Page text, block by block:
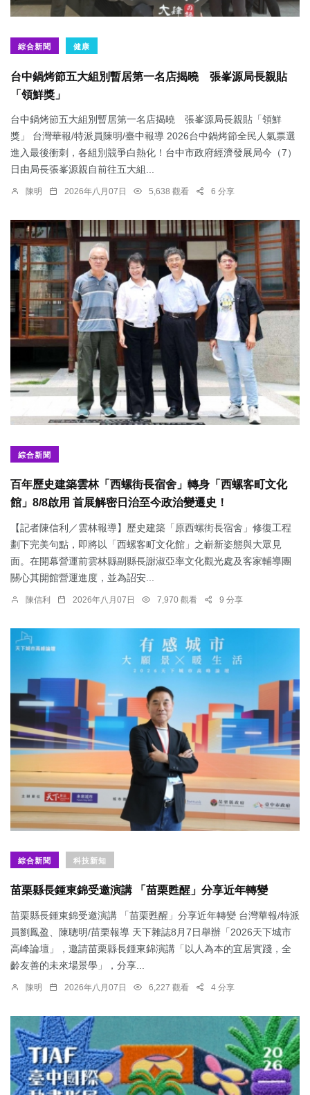
綜合新聞 健康
台中鍋烤節五大組別暫居第一名店揭曉 張峯源局長親貼
「領鮮獎」
台中鍋烤節五大組別暫居第一名店揭曉 張峯源局長親貼「領鮮
獎」 台灣華報/特派員陳明/臺中報導 2026台中鍋烤節全民人氣票選
進入最後衝刺，各組別競爭白熱化！台中市政府經濟發展局今（7）
日由局長張峯源親自前往五大組...
陳明 2026年八月07日 5,638 觀看 6 分享
綜合新聞
百年歷史建築雲林「西螺街長宿舍」轉身「西螺客町文化
館」8/8啟用 首展解密日治至今政治變遷史！
【記者陳信利／雲林報導】歷史建築「原西螺街長宿舍」修復工程
劃下完美句點，即將以「西螺客町文化館」之嶄新姿態與大眾見
面。在開幕營運前雲林縣副縣長謝淑亞率文化觀光處及客家輔導團
關心其開館營運進度，並為詔安...
陳信利 2026年八月07日 7,970 觀看 9 分享
綜合新聞 科技新知
苗栗縣長鍾東錦受邀演講 「苗栗甦醒」分享近年轉變
苗栗縣長鍾東錦受邀演講 「苗栗甦醒」分享近年轉變 台灣華報/特派
員劉鳳盈、陳聰明/苗栗報導 天下雜誌8月7日舉辦「2026天下城市
高峰論壇」，邀請苗栗縣長鍾東錦演講「以人為本的宜居實踐，全
齡友善的未來場景學」，分享...
陳明 2026年八月07日 6,227 觀看 4 分享